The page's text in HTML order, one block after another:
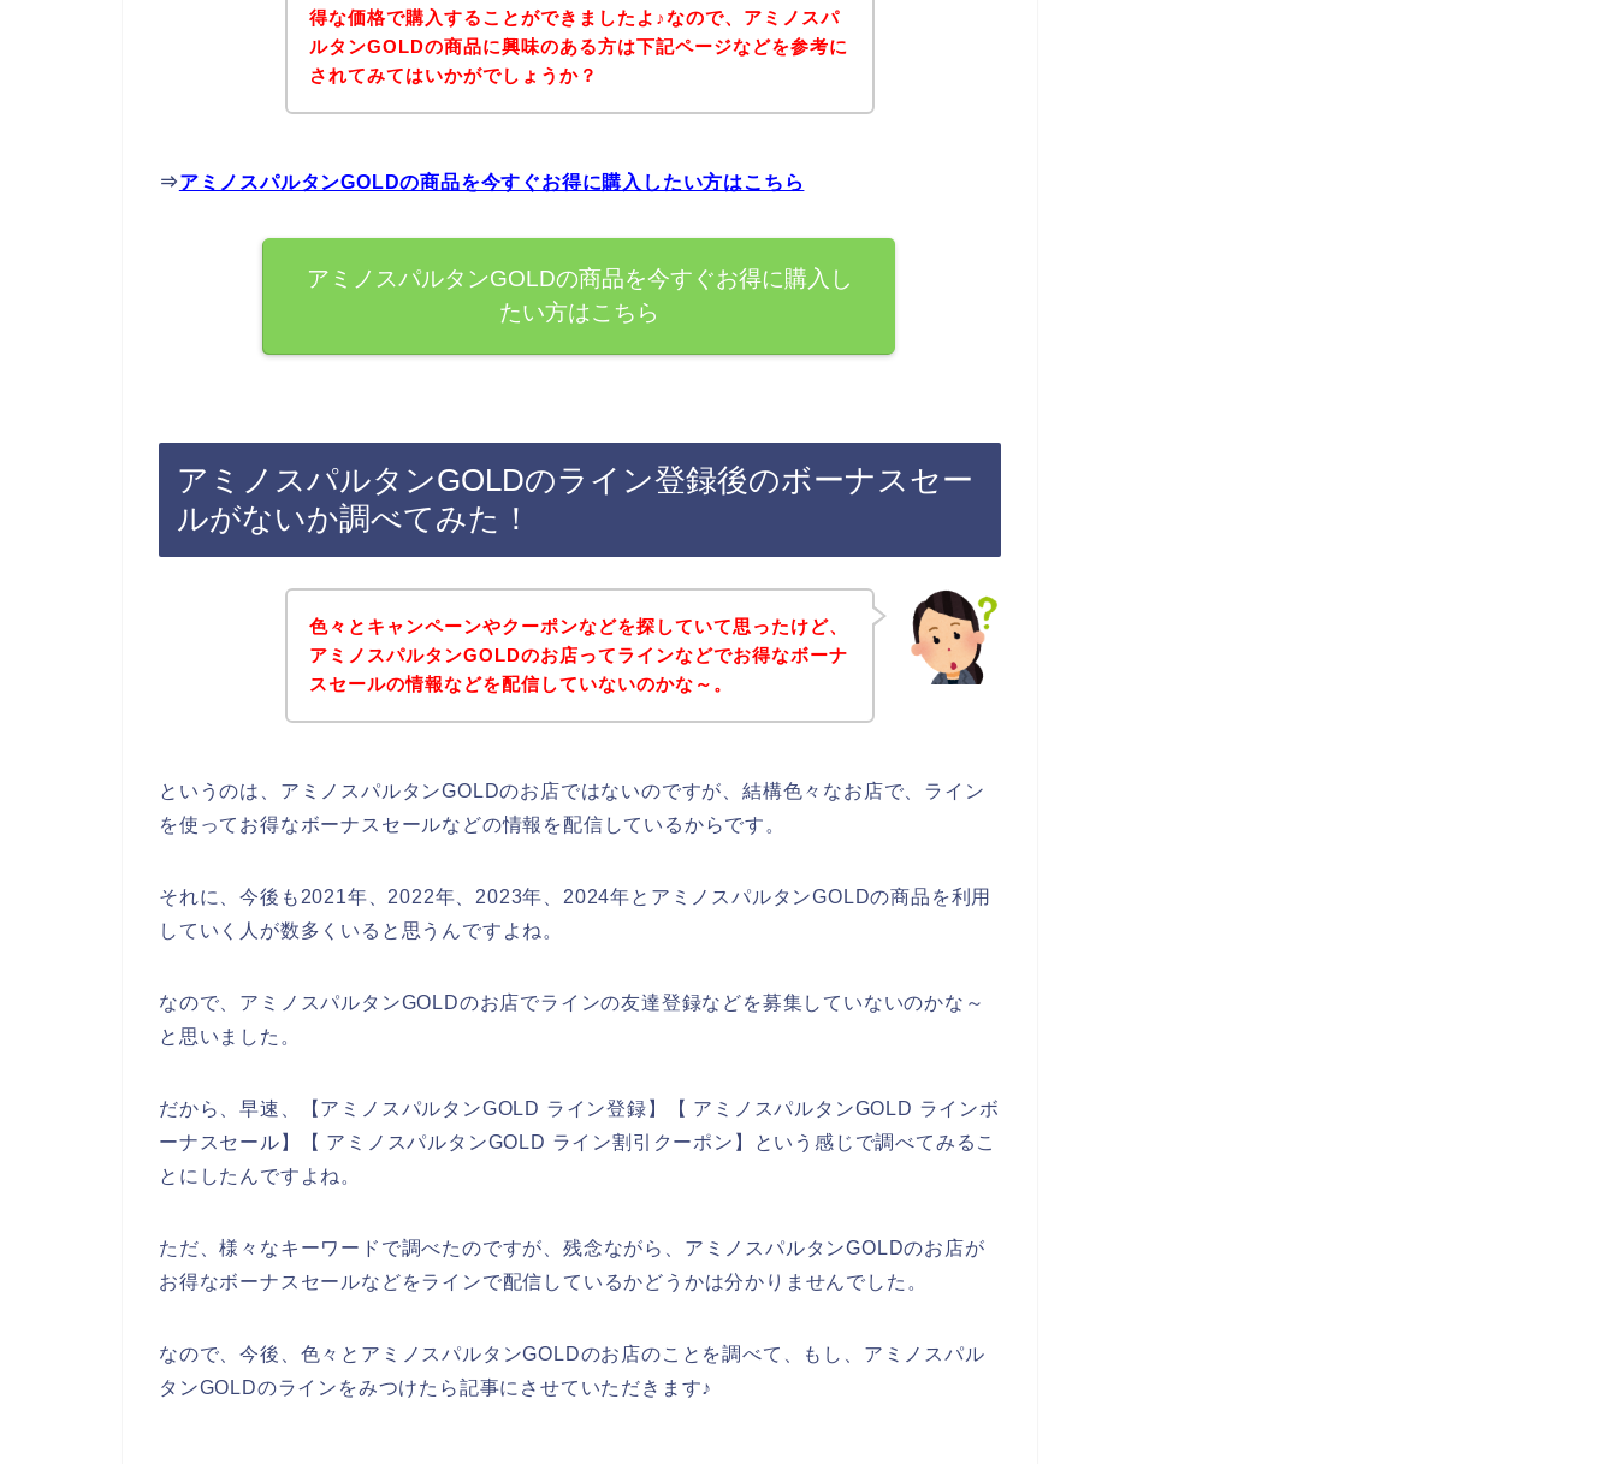
得な価格で購入することができましたよ♪なので、アミノスパ
ルタンGOLDの商品に興味のある方は下記ページなどを参考に
されてみてはいかがでしょうか？
⇒アミノスパルタンGOLDの商品を今すぐお得に購入したい方はこちら
アミノスパルタンGOLDの商品を今すぐお得に購入し
たい方はこちら
アミノスパルタンGOLDのライン登録後のボーナスセー
ルがないか調べてみた！
色々とキャンペーンやクーポンなどを探していて思ったけど、
アミノスパルタンGOLDのお店ってラインなどでお得なボーナ
スセールの情報などを配信していないのかな～。
というのは、アミノスパルタンGOLDのお店ではないのですが、結構色々なお店で、ライン
を使ってお得なボーナスセールなどの情報を配信しているからです。
それに、今後も2021年、2022年、2023年、2024年とアミノスパルタンGOLDの商品を利用
していく人が数多くいると思うんですよね。
なので、アミノスパルタンGOLDのお店でラインの友達登録などを募集していないのかな～
と思いました。
だから、早速、【アミノスパルタンGOLD ライン登録】【 アミノスパルタンGOLD ラインボ
ーナスセール】【 アミノスパルタンGOLD ライン割引クーポン】という感じで調べてみるこ
とにしたんですよね。
ただ、様々なキーワードで調べたのですが、残念ながら、アミノスパルタンGOLDのお店が
お得なボーナスセールなどをラインで配信しているかどうかは分かりませんでした。
なので、今後、色々とアミノスパルタンGOLDのお店のことを調べて、もし、アミノスパル
タンGOLDのラインをみつけたら記事にさせていただきます♪